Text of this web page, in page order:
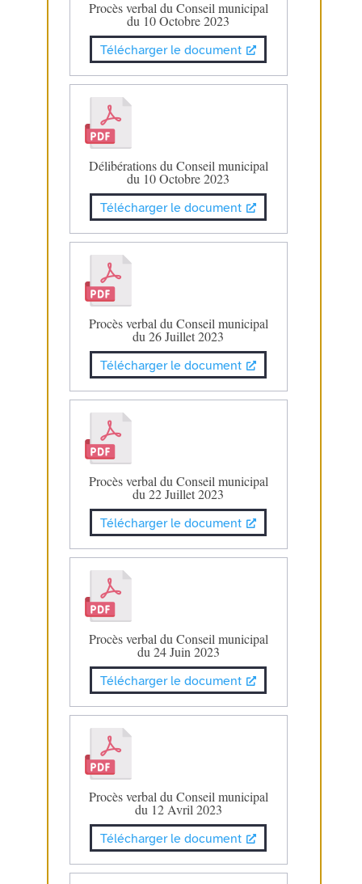
Procès verbal du Conseil municipal
du 10 Octobre 2023
Télécharger le document
Délibérations du Conseil municipal
du 10 Octobre 2023
Télécharger le document
Procès verbal du Conseil municipal
du 26 Juillet 2023
Télécharger le document
Procès verbal du Conseil municipal
du 22 Juillet 2023
Télécharger le document
Procès verbal du Conseil municipal
du 24 Juin 2023
Télécharger le document
Procès verbal du Conseil municipal
du 12 Avril 2023
Télécharger le document